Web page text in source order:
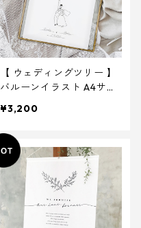
【 ウェディングツリー 】
バルーンイラスト A4サイ
ェディング
¥3,200